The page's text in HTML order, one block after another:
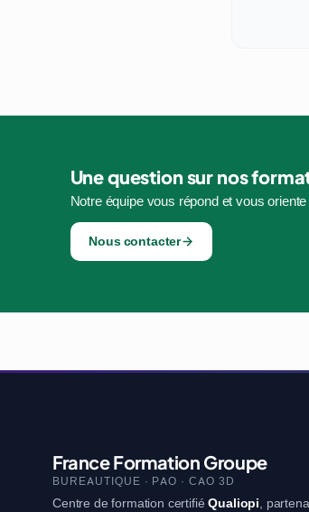
Une question sur nos
Notre équipe vous répond et vous
Nous contacter
France Formation Groupe
BUREAUTIQUE · PAO · CAO 3D
Centre de formation certifiéQualiopi ,